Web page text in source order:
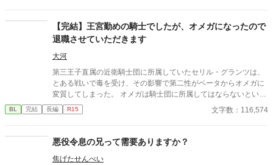
蔑まれていたのは、そのスキルのレベルが高すぎたかららしい。
スキルと自分を取り戻したディディアは、婚約者を追いかけまわ
すのを辞め、自立に向けて淡々と準備をする。 もちろん元婚約者
と従兄弟には近付かないので、絡んでこないでいただけます？ 十
万文字程度。 3/7 完結しました！ ※主人公：マイペース美人受け
※女性向けHOTランキング1位、ありがとうございました。完結
までの12日間に渡り、ほとんど2〜5位と食い込めた作品となりま
した！あああありがとうございます……！｡ﾟ(ﾟ´Д`ﾟ)ﾟ｡ たくさんの
閲覧、イイね、エール、感想は、作者の血肉になります……！(o
【完結】王宮勤めの騎士でしたが、オメガになったので
退職させていただきます
大河
第三王子直属の近衛騎士団に所属していたセリル・グランツは、
とある戦いで毒を受け、その影響で第二性がベータからオメガに
変質してしまった。 オメガは騎士団に所属してはならないという
法に基づき、騎士団を辞めることを決意するセリル。上司である
第三王子・レオンハルトにそのことを告げて騎士団を去るが、特
戻ったセリルは、オメガになったことで見合い話を受けざるを得
ない立場に。見合いに全く乗り気でないセリルの元に、意外な人
物から婚約の申し入れが届く。それはかつての上司、レオンハル
BL 完結 長編 R15 文字数：116,574
悪役令息の兄って需要ありますか？
焦げたせんべい